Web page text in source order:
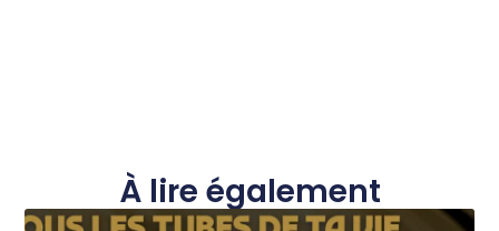
À lire également